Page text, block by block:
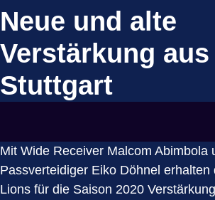
Neue und alte
Verstärkung aus
Stuttgart
Mit Wide Receiver Malcom Abimbola
Passverteidiger Eiko Döhnel erhalten
Lions für die Saison 2020